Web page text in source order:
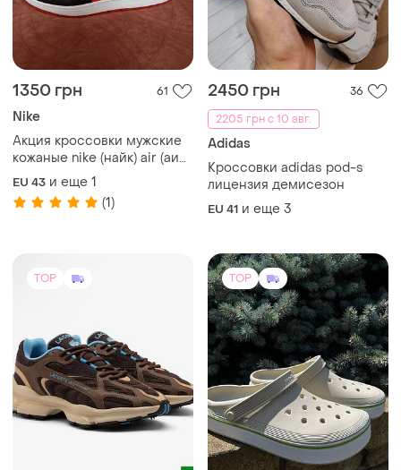
1350 грн 61
Nike
Акция кроссовки мужские
кожаные nike (найк) air (аир)
красно-черные
EU 43 и еще 1
(1)
2450 грн
36
2205 грн с 10 авг.
Adidas
Кроссовки adidas pod-s
лицензия демисезон
EU 41 и еще 3
TOP TOP